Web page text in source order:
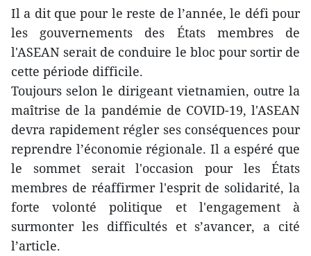
Il a dit que pour le reste de l’année, le défi pour
les gouvernements des États membres de
l'ASEAN serait de conduire le bloc pour sortir de
cette période difficile.
Toujours selon le dirigeant vietnamien, outre la
maîtrise de la pandémie de COVID-19, l'ASEAN
devra rapidement régler ses conséquences pour
reprendre l’économie régionale. Il a espéré que
le sommet serait l'occasion pour les États
membres de réaffirmer l'esprit de solidarité, la
forte volonté politique et l'engagement à
surmonter les difficultés et s’avancer, a cité
l’article.